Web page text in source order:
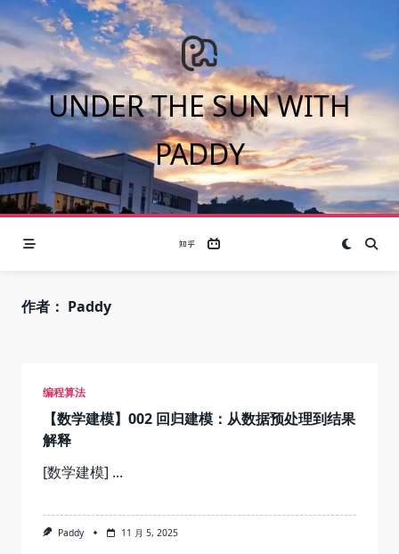
Skip
content
UNDER THE SUN WITH
PADDY
作者： Paddy
编程算法
【数学建模】002 回归建模：从数据预处理到结果
解释
[数学建模] ...
Paddy 11 月 5, 2025